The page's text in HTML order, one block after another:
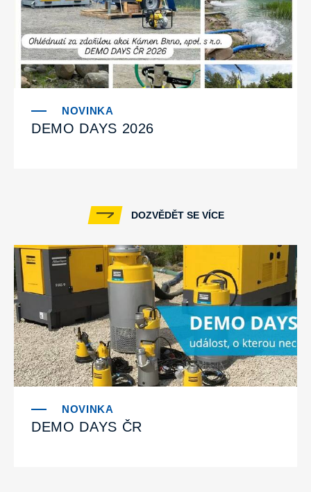
DEMO DAYS 2026
DOZVĚDĚT SE VÍCE
DEMO DAYS ČR